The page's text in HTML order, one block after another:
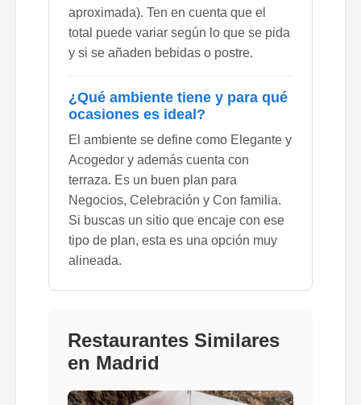
aproximada). Ten en cuenta que el
total puede variar según lo que se pida
y si se añaden bebidas o postre.
¿Qué ambiente tiene y para qué
ocasiones es ideal?
El ambiente se define como Elegante y
Acogedor y además cuenta con
terraza. Es un buen plan para
Negocios, Celebración y Con familia.
Si buscas un sitio que encaje con ese
tipo de plan, esta es una opción muy
alineada.
Restaurantes Similares
en Madrid